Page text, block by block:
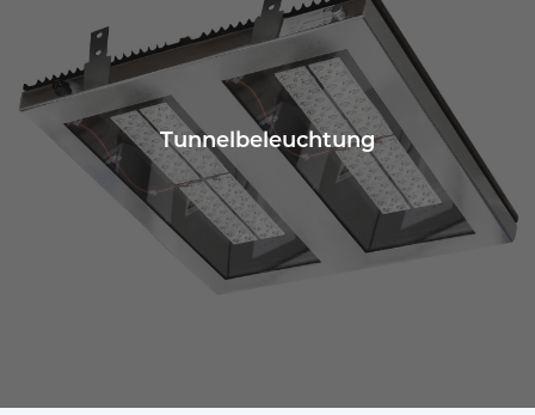
Tunnelbeleuchtung